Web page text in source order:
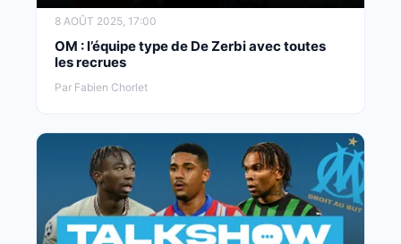
8 AOÛT 2025, 17:00
OM : l’équipe type de De Zerbi avec toutes
les recrues
Par Fabien Chorlet